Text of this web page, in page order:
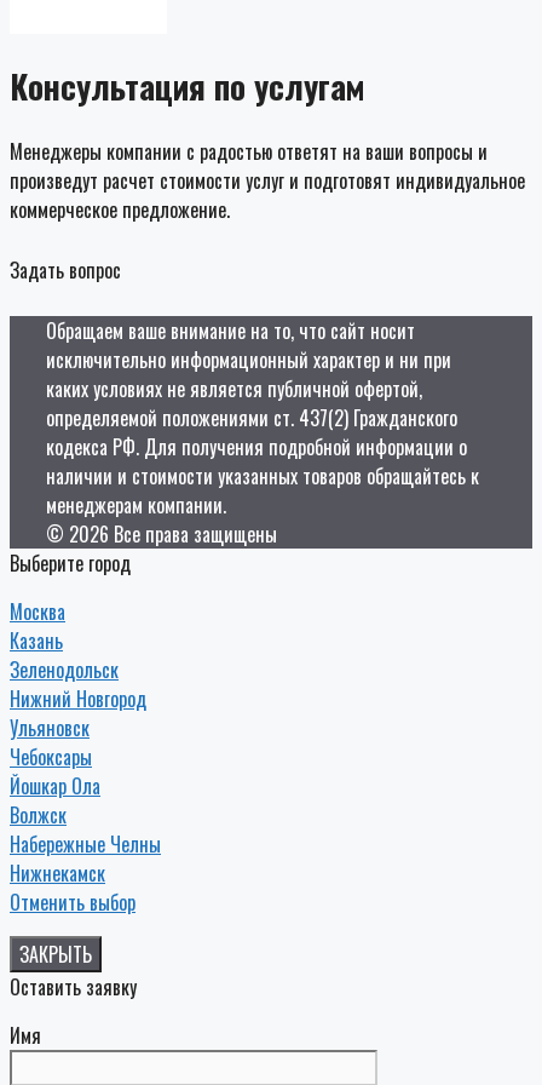
Консультация по услугам
Менеджеры компании с радостью ответят на ваши вопросы и
произведут расчет стоимости услуг и подготовят индивидуальное
коммерческое предложение.
Задать вопрос
Обращаем ваше внимание на то, что сайт носит
исключительно информационный характер и ни при
каких условиях не является публичной офертой,
определяемой положениями ст. 437(2) Гражданского
кодекса РФ. Для получения подробной информации о
наличии и стоимости указанных товаров обращайтесь к
менеджерам компании.
© 2026 Все права защищены
Выберите город
Москва
Казань
Зеленодольск
Нижний Новгород
Ульяновск
Чебоксары
Йошкар Ола
Волжск
Набережные Челны
Нижнекамск
Отменить выбор
ЗАКРЫТЬ
Оставить заявку
Имя